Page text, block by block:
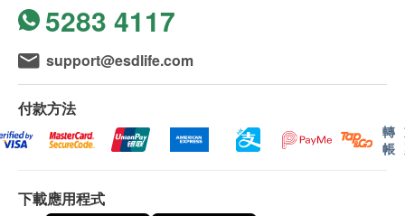
改善眼矇．眼澀．眼乾．清！
抗老花．睇到細字．閲讀輕鬆．年輕！
可以滿足您「清、潤、年輕」的三個願望！
-眼睛老化的您：注意經常眼乾眼澀…食補眼
素…可以舒緩眼乾，不再眼澀，回復雙眼明
訊號懸掛或黑色暴雨警告生效時，送貨服務時間將
會延遲。
所有訂單須視乎相關貨品的供應情況再作最後確
認。倘若健康網購health.ESDlife未能提供任何訂
單上的貨品，健康網購health.ESDlife有權拒絕接
受該訂單，並且會於送貨前透過電話或電郵通知顧
客再作安排。
保用條款：
5283 4117
support@esdlife.com
付款方法
轉
帳
下載應用程式